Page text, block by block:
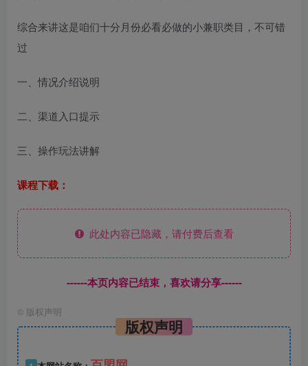
综合来讲这是咱们十分月份必看必做的小兼职类目，不可错
过
一、情况介绍说明
二、渠道入口提示
三、操作玩法讲解
课程下载：
此处内容已隐藏，请付费后查看
------本页内容已结束，喜欢请分享------
© 版权声明
版权声明